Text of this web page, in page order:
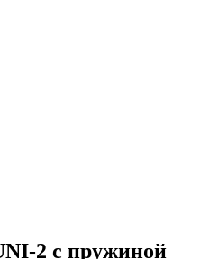
2 с пружиной